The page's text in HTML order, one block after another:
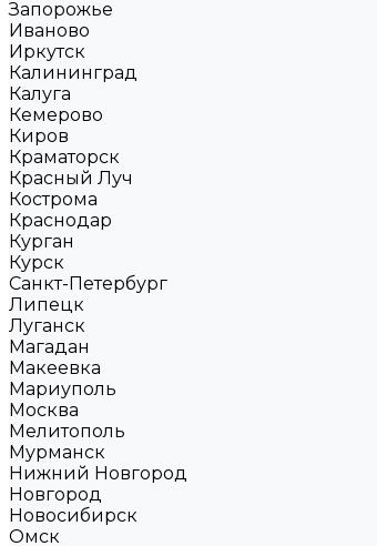
Запорожье
Иваново
Иркутск
Калининград
Калуга
Кемерово
Киров
Краматорск
Красный Луч
Кострома
Краснодар
Курган
Курск
Санкт-Петербург
Липецк
Луганск
Магадан
Макеевка
Мариуполь
Москва
Мелитополь
Мурманск
Нижний Новгород
Новгород
Новосибирск
Омск